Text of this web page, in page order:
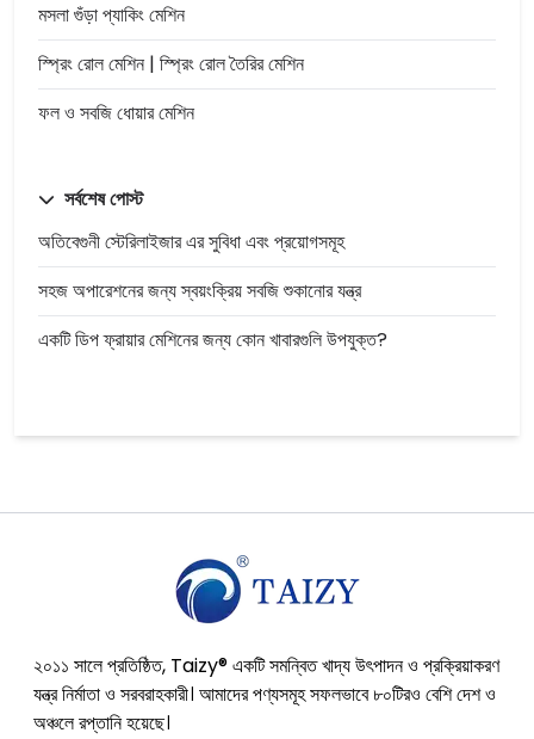
মসলা গুঁড়া প্যাকিং মেশিন
স্প্রিং রোল মেশিন | স্প্রিং রোল তৈরির মেশিন
ফল ও সবজি ধোয়ার মেশিন
সর্বশেষ পোস্ট
অতিবেগুনী স্টেরিলাইজার এর সুবিধা এবং প্রয়োগসমূহ
সহজ অপারেশনের জন্য স্বয়ংক্রিয় সবজি শুকানোর যন্ত্র
একটি ডিপ ফ্রায়ার মেশিনের জন্য কোন খাবারগুলি উপযুক্ত?
২০১১ সালে প্রতিষ্ঠিত, Taizy® একটি সমন্বিত খাদ্য উৎপাদন ও প্রক্রিয়াকরণ
যন্ত্র নির্মাতা ও সরবরাহকারী। আমাদের পণ্যসমূহ সফলভাবে ৮০টিরও বেশি দেশ ও
অঞ্চলে রপ্তানি হয়েছে।